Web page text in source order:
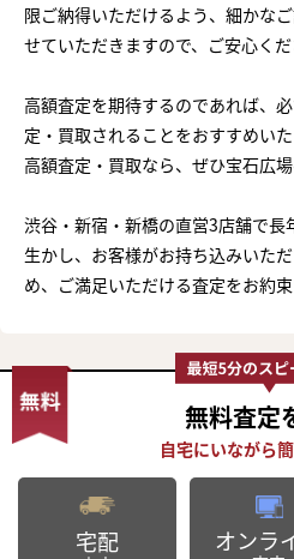
限ご納得いただけるよう、細かな
せていただきますので、ご安心くだ
高額査定を期待するのであれば、
定・買取されることをおすすめい
高額査定・買取なら、ぜひ宝石広
渋谷・新宿・新橋の直営3店舗で長
生かし、お客様がお持ち込みいた
め、ご満足いただける査定をお約束
無料査定
宅配 オンラ
まず
かんたん30